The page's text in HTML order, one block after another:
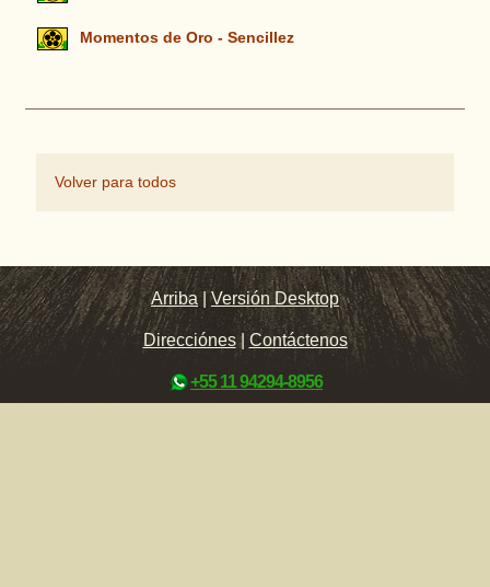
Momentos de Oro - Sencillez
Volver para todos
Arriba |Versión Desktop
Direcciónes| Contáctenos
+55 11 94294-8956